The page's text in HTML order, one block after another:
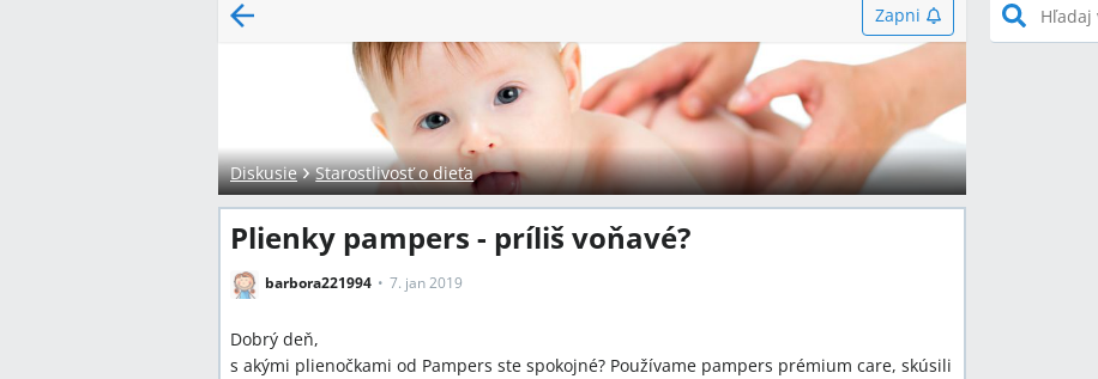
Zapni
Diskusie Starostlivosť o dieťa
Plienky pampers - príliš voňavé?
barbora221994 7. jan 2019
Dobrý deň,
s akými plienočkami od Pampers ste spokojné? Používame pampers prémium care, skúsili